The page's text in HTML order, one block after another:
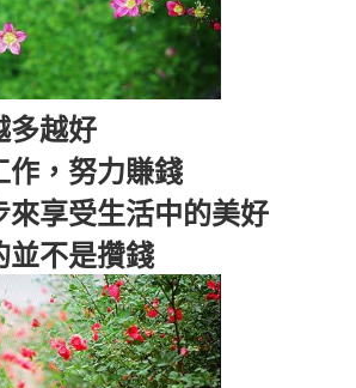
多越好
作，努力賺錢
來享受生活中的美好
並不是攢錢